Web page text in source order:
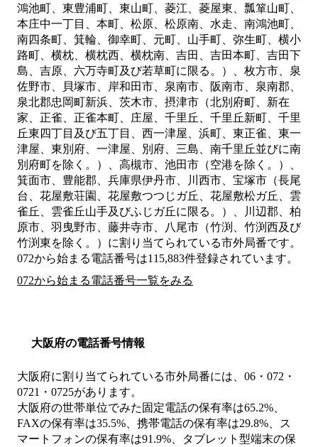
鴻池町、東豊浦町、東山町、菱江、菱屋東、瓢箪山町、
本庄中一丁目、本町、松原、松原南、水走、南鴻池町、
南四条町、箕輪、御幸町、元町、山手町、弥生町、横小
路町、横枕、横枕西、横枕南、吉田、吉田本町、吉田下
島、吉原、六万寺町及び若草町に限る。）、枚方市、泉
佐野市、貝塚市、岸和田市、泉南市、阪南市、泉南郡、
泉北郡忠岡町新浜、茨木市、摂津市（北別府町、新在
家、正雀、正雀本町、庄屋、千里丘、千里丘新町、千里
丘東四丁目及び五丁目、西一津屋、浜町、東正雀、東一
津屋、東別府、一津屋、別府、三島、南千里丘並びに南
別府町を除く。）、高槻市、池田市（空港を除く。）、
箕面市、豊能郡、兵庫県伊丹市、川西市、宝塚市（長尾
台、花屋敷荘園、花屋敷つつじガ丘、花屋敷松ガ丘、雲
雀丘、雲雀丘山手及びふじガ丘に限る。）、川辺郡、柏
原市、羽曳野市、藤井寺市、八尾市（竹渕、竹渕西及び
竹渕東を除く。） に割り当てられている市外局番です。
072から始まる電話番号は115,883件登録されています。
072から始まる電話番号一覧をみる
大阪府の電話番号情報
大阪府に割り当てられている市外局番には、06・072・
0721・0725があります。
大阪府の世帯単位でみた固定電話の保有率は65.2%、
FAXの保有率は35.5%、携帯電話の保有率は29.8%、ス
マートフォンの保有率は91.9%、タブレット型端末の保